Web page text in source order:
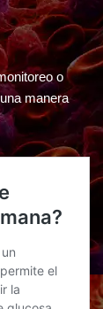
o
manera